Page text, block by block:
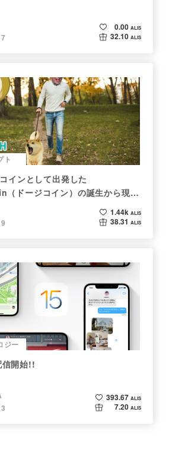
0.00 ALIS
32.10 ALIS
ト
インとして出発した
（ドージコイン）の誕生から現在
される非証券性🐶
1.44k ALIS
38.31 ALIS
ジー
開始!!
393.67 ALIS
7.20 ALIS